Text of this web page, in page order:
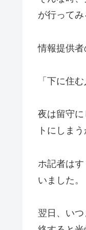
が行ってみ
情報提供
「下に住
夜は留守
トにしま
ホ記者は
いました。
翌日、い